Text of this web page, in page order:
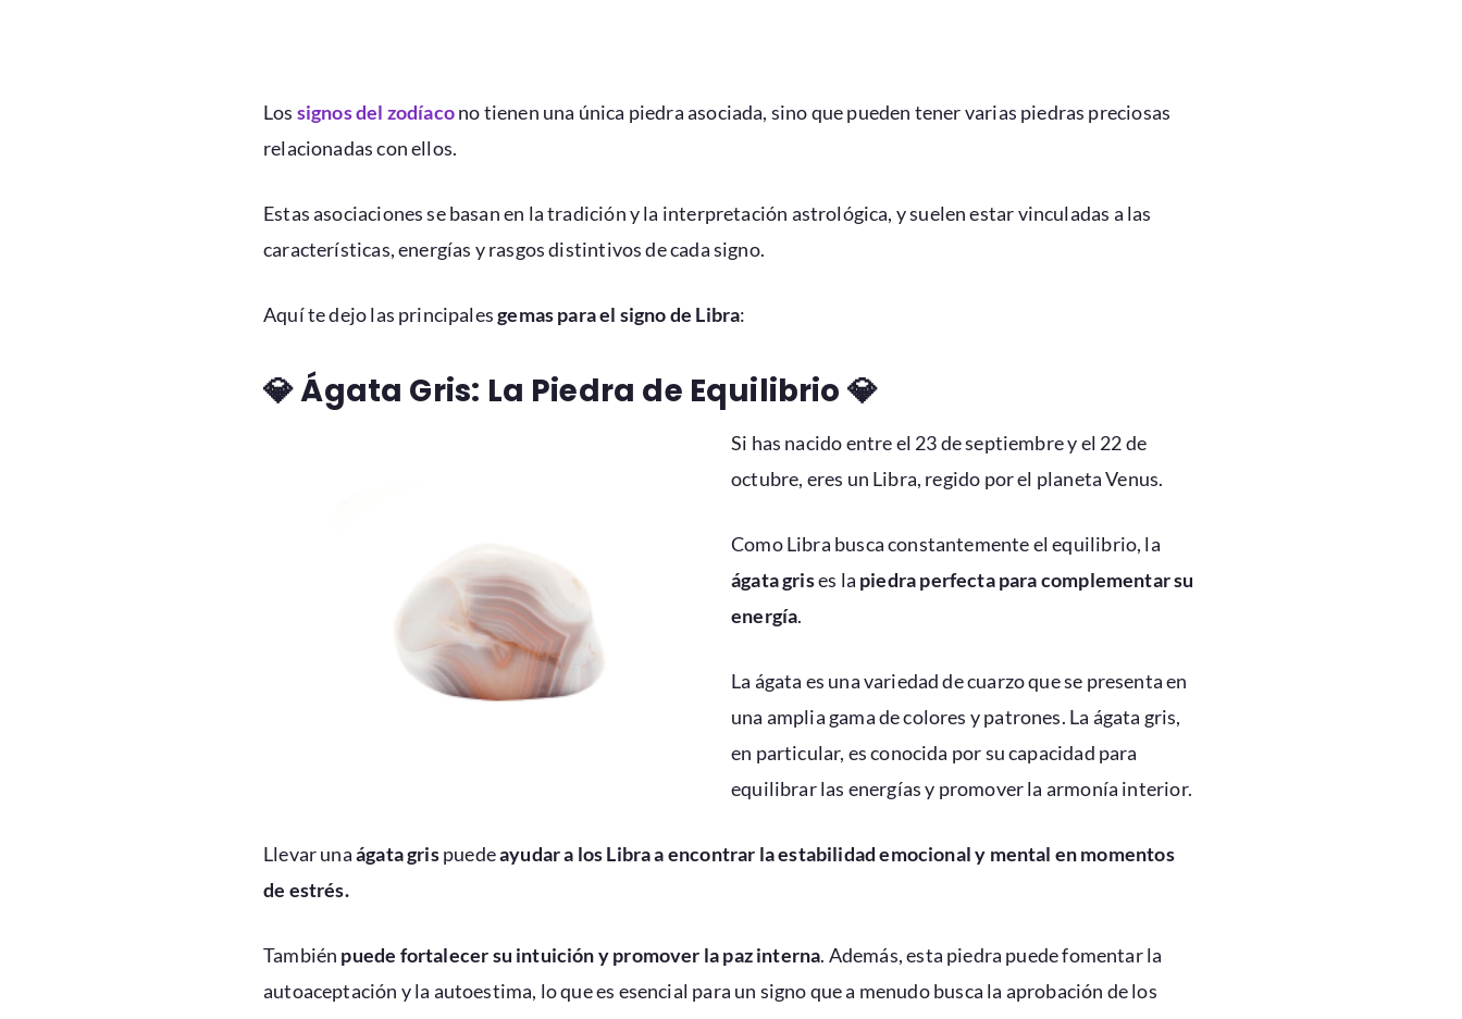
Los signos del zodíacono tienen una única piedra asociada, sino que pueden tener varias piedras preciosas
relacionadas con ellos.
Estas asociaciones se basan en la tradición y la interpretación astrológica, y suelen estar vinculadas a las
características, energías y rasgos distintivos de cada signo.
Aquí te dejo las principalesgemas para el signo de Libra:
💎Ágata Gris: La Piedra de Equilibrio 💎
Si has nacido entre el 23 de septiembre y el 22 de
octubre, eres un Libra, regido por el planeta Venus.
Como Libra busca constantemente el equilibrio, la
ágata grises la piedra perfecta para complementar su
energía.
La ágata es una variedad de cuarzo que se presenta en
una amplia gama de colores y patrones. La ágata gris,
en particular, es conocida por su capacidad para
equilibrar las energías y promover la armonía interior.
Llevar unaágata grispuedeayudar a los Libra a encontrar la estabilidad emocional y mental en momentos
de estrés.
También puede fortalecer su intuición y promover la paz interna. Además, esta piedra puede fomentar la
autoaceptación y la autoestima, lo que es esencial para un signo que a menudo busca la aprobación de los